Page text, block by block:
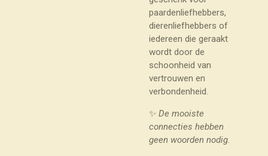
paardenliefhebbers,
dierenliefhebbers of
iedereen die geraakt
wordt door de
schoonheid van
vertrouwen en
verbondenheid.
✨ De mooiste
connecties hebben
geen woorden nodig.